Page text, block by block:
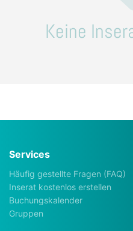
Keine
Services
Häufig gestellte Fragen (FAQ)
Inserat kostenlos erstellen
Buchungskalender
Gruppen